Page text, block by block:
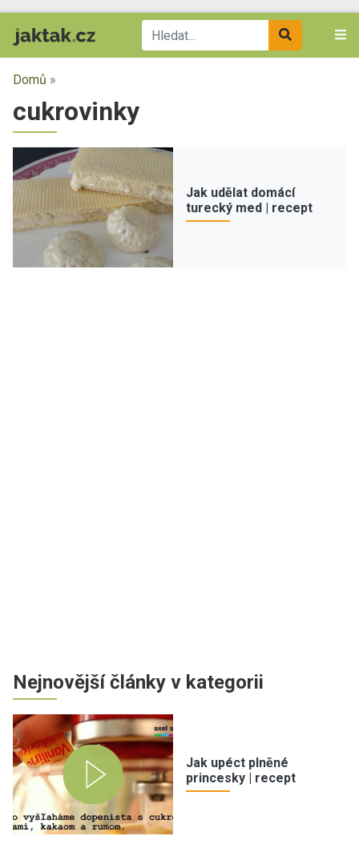
Domů »
cukrovinky
Jak udělat domácí
turecký med | recept
Nejnovější články v kategorii
Jak upéct plněné
princesky | recept